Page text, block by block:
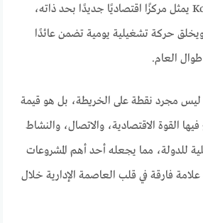
بارتفاعات G+20، فإن Kor يمثل مركزًا اقتصاديًا جديدًا بحد ذاته،
حركة تشغيلية يومية تضمن عائدًا
طوال العام.
وبالتالي، فإن موقع Kor ليس مجرد نقطة على الخريطة، بل هو قيمة
القوة الاقتصادية، والاتصال، والنشاط
للدولة، مما يجعله أحد أهم المشروعات
فارقة في قلب العاصمة الإدارية خلال